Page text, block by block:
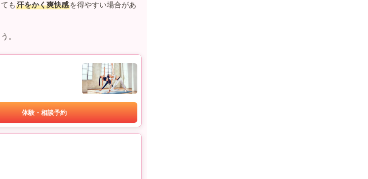
も 汗をかく爽快感 を得やすい場合があ
。
体験・相談予約